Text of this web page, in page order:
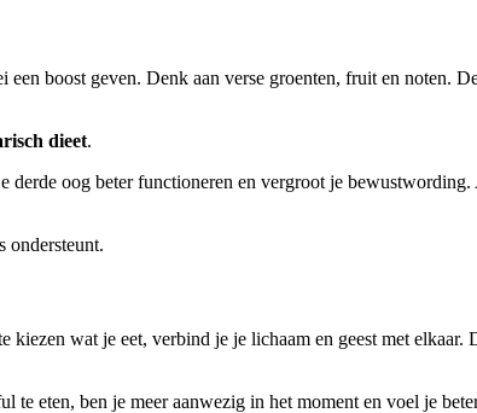
boost geven. Denk aan verse groenten, fruit en noten.
dieet.
derde oog beter functioneren en vergroot je
ondersteunt.
wat je eet, verbind je je lichaam en geest met
te eten, ben je meer aanwezig in het moment en voel je